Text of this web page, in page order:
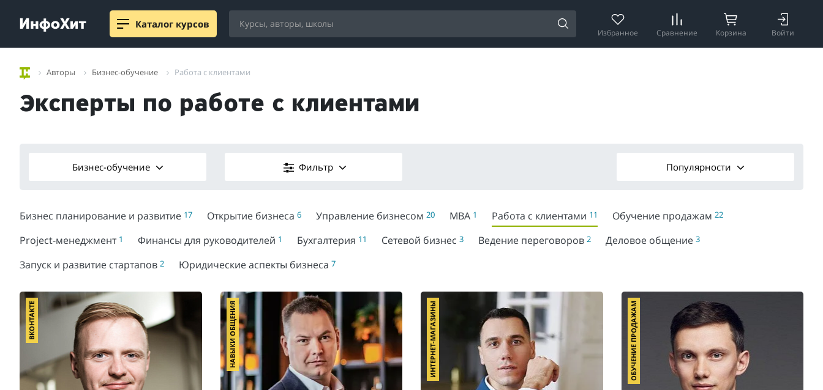
Каталог курсов
Избранное Сравнение Корзина Войти
Авторы Бизнес-обучение Работа с клиентами
Эксперты по работе с клиентами
Бизнес-обучение Фильтр Популярности
Бизнес планирование и развитие 17 Открытие бизнеса 6 Управление бизнесом 20 MBA 1 Работа с клиентами 11 Обучение продажам 22
Project-менеджмент 1 Финансы для руководителей 1 Бухгалтерия 11 Сетевой бизнес 3 Ведение переговоров 2 Деловое общение 3
Запуск и развитие стартапов 2 Юридические аспекты бизнеса 7
ВКОНТАКТЕ НАВЫКИ ОБЩЕНИЯ ИНТЕРНЕТ-МАГАЗИНЫ ОБУЧЕНИЕ ПРОДАЖАМ